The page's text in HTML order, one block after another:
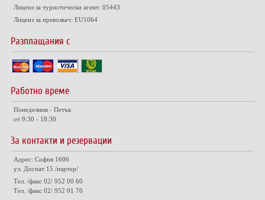
Лиценз за туристически агент: 05443
Лиценз за превозвач: EU1064
Разплащания с
Работно време
Понеделник - Петък
от 9:30 - 18:30
За контакти и резервации
Адрес: София 1606
ул. Доспат 15 /партер/
Тел. /факс 02/ 952 00 60
Тел. /факс 02/ 952 01 70